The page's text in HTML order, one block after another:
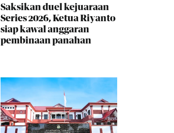
Saksikan duel kejuaraan
Series 2026, Ketua Riyanto
siap kawal anggaran
pembinaan panahan